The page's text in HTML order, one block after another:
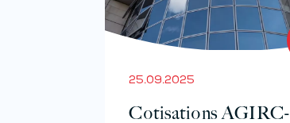
25.09.2025
Cotisations AGIRC-